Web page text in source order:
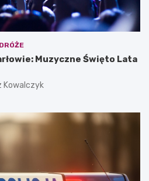
Muzyczne Święto Lata
Kowalczyk